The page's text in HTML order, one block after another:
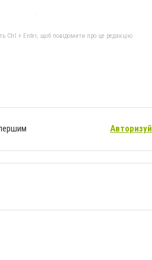
Ctrl + Enter, щоб повідомити про це редакцію